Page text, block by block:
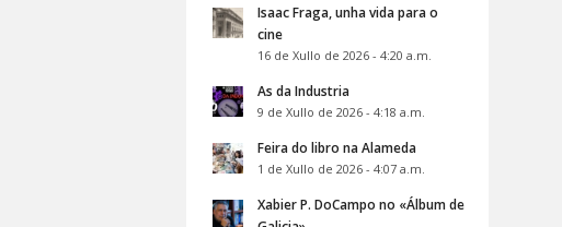
Isaac Fraga, unha vida para o
cine
16 de Xullo de 2026 - 4:20 a.m.
As da Industria
9 de Xullo de 2026 - 4:18 a.m.
Feira do libro na Alameda
1 de Xullo de 2026 - 4:07 a.m.
Xabier P. DoCampo no «Álbum de